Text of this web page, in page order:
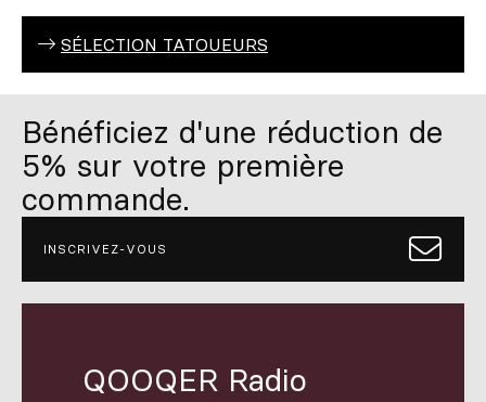
SÉLECTION TATOUEURS
Bénéficiez d'une réduction de
5% sur votre première
commande.
INSCRIVEZ-VOUS
QOOQER Radio